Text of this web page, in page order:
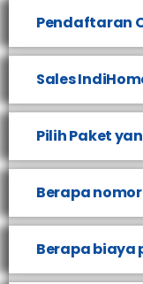
Pendaftaran
Sales
Pilih Paket
Berapa
Berapa biaya